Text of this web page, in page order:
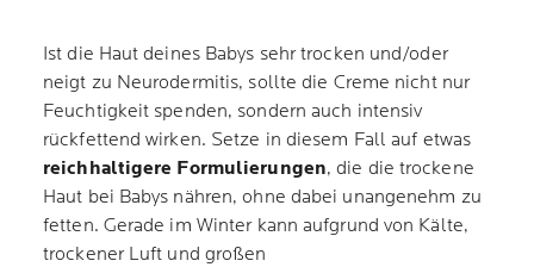
Ist die Haut deines Babys sehr trocken und/oder
neigt zu Neurodermitis, sollte die Creme nicht nur
Feuchtigkeit spenden, sondern auch intensiv
rückfettend wirken. Setze in diesem Fall auf etwas
reichhaltigere Formulierungen, die die trockene
Haut bei Babys nähren, ohne dabei unangenehm zu
fetten. Gerade im Winter kann aufgrund von Kälte,
trockener Luft und großen